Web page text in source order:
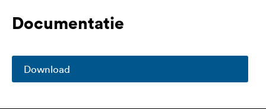
Documentatie
Download